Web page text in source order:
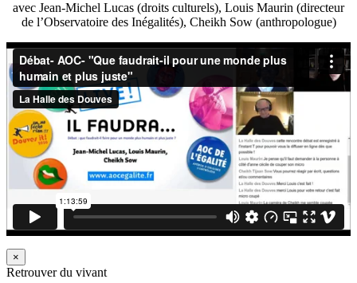
avec Jean-Michel Lucas (droits culturels), Louis Maurin (directeur
de l’Observatoire des Inégalités), Cheikh Sow (anthropologue)
×
Retrouver du vivant